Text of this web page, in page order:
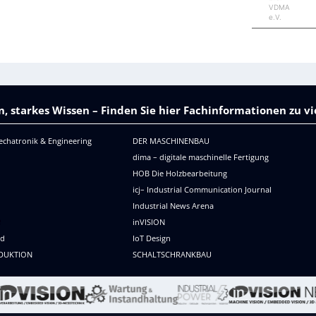
VDMA
e.V.
starkes Wissen – Finden Sie hier Fachinformationen zu
& Engineering
DER MASCHINENBAU
dima – digitale maschinelle Fertigung
HOB Die Holzbearbeitung
icj– Industrial Communication Journal
Industrial News Arena
inVISION
IoT Design
SCHALTSCHRANKBAU